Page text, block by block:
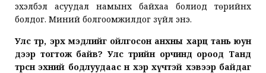
эхэлбэл асуудал намынх байхаа болиод төрийнх
болдог. Миний болгоомжилдог зүйл энэ.
Улс төр, эрх мэдлийг ойлгосон анхны харц тань юун
дээр тогтож байв? Улс төрийн орчинд ороод Танд
төрсөн эхний бодлуудаас өнөө хэр хүчтэй хэвээр байдаг